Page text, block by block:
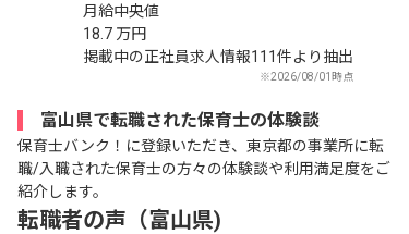
月給中央値
18.7 万円
掲載中の正社員求人情報111件より抽出
※2026/08/01時点
富山県で転職された保育士の体験談
保育士バンク！に登録いただき、東京都の事業所に転
職/入職された保育士の方々の体験談や利用満足度をご
紹介します。
転職者の声（富山県)